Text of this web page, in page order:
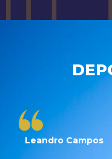
Leandro Campos